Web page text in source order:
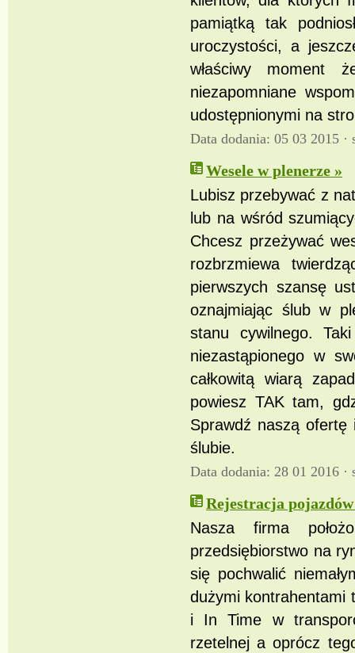
pamiątką tak
uroczystości, a
właściwy moment
niezapomniane
udostępnionymi na
Data dodania: 05 03 2015 ·
Wesele w plenerze »
Lubisz przebywać z
lub na wśród
Chcesz przeżywać
rozbrzmiewa
pierwszych szansę
oznajmiając ślub w
stanu cywilnego.
niezastąpionego w
całkowitą wiarą
powiesz TAK tam,
Sprawdź naszą ofertę
ślubie.
Data dodania: 28 01 2016 ·
Rejestracja
Nasza firma
przedsiębiorstwo na
się pochwalić
dużymi kontrahentami
i In Time w
rzetelnej a oprócz